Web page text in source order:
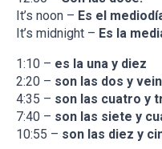
It’s noon – Es el
It’s midnight – Es la
1:10 – es la una y diez
2:20 – son las dos y
4:35 – son las cuatro y
7:40 – son las siete y
10:55 – son las diez y